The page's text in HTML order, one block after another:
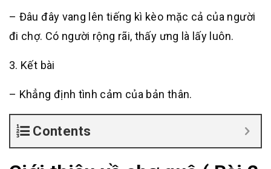
– Đâu đây vang lên tiếng kì kèo mặc cả của người
đi chợ. Có người rộng rãi, thấy ưng là lấy luôn.
3. Kết bài
– Khẳng định tình cảm của bản thân.
Contents